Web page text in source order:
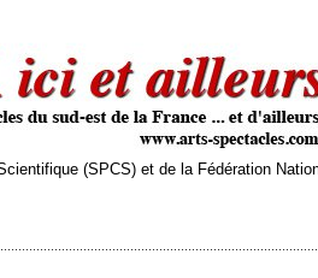
(SPCS) et de la Fédération